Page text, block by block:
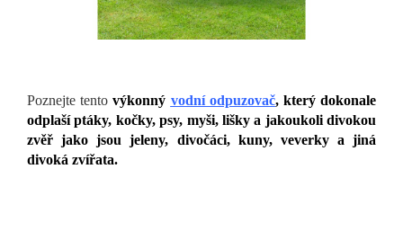
Poznejte tentovýkonný vodní odpuzovač, který dokonale
odplaší ptáky, kočky, psy, myši, lišky a jakoukoli divokou
zvěř jako jsou jeleny, divočáci, kuny, veverky a jiná
divoká zvířata.